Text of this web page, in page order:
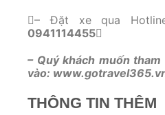
– Đặt xe qua
0941114455
– Quý khách muốn
vào:
THÔNG TIN THÊM